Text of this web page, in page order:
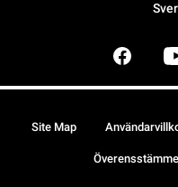
Site Map